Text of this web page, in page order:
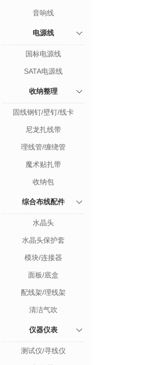
音响线
电源线
国标电源线
SATA电源线
收纳整理
固线钢钉/壁钉/线卡
尼龙扎线带
理线管/缠绕管
魔术贴扎带
收纳包
综合布线配件
水晶头
水晶头保护套
模块/连接器
面板/底盒
配线架/理线架
清洁气吹
仪器仪表
测试仪/寻线仪